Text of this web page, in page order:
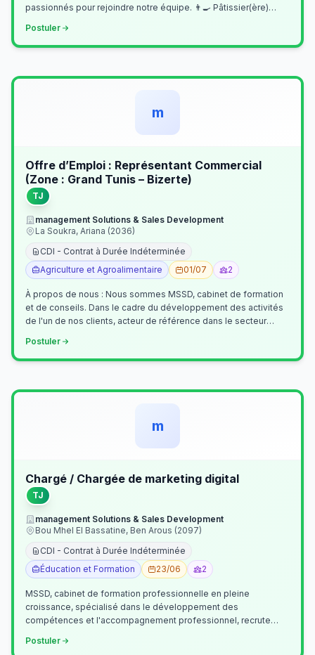
passionnés pour rejoindre notre équipe. 👨‍🍳 Pâtissier(ère)
Postuler
m
Offre d’Emploi : Représentant Commercial
(Zone : Grand Tunis – Bizerte)
TJ
management Solutions & Sales Development
La Soukra, Ariana (2036)
CDI - Contrat à Durée Indéterminée
Agriculture et Agroalimentaire
01/07 2
À propos de nous : Nous sommes MSSD, cabinet de formation
et de conseils. Dans le cadre du développement des activités
de l'un de nos clients, acteur de référence dans le secteur
Postuler
m
Chargé / Chargée de marketing digital
TJ
management Solutions & Sales Development
Bou Mhel El Bassatine, Ben Arous (2097)
CDI - Contrat à Durée Indéterminée
Éducation et Formation
23/06 2
MSSD, cabinet de formation professionnelle en pleine
croissance, spécialisé dans le développement des
compétences et l'accompagnement professionnel, recrute
Postuler